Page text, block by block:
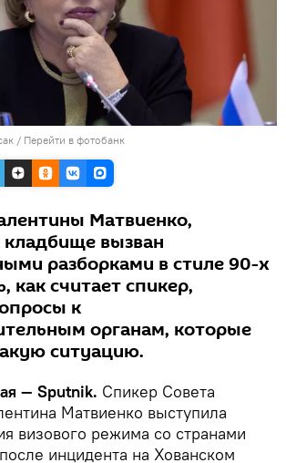
/ Перейти в фотобанк
Матвиенко,
вызван
разборками в стиле 90-х
как считает спикер,
к
органам, которые
ситуацию.
— Sputnik. Спикер Совета
Матвиенко выступила
визового режима со странами
инцидента на Хованском